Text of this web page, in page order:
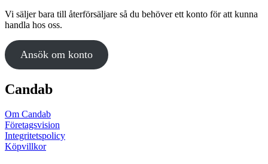
olika
alternativen
på
produktsidan
Vi säljer bara till återförsäljare så du behöver ett konto för att kunna
handla hos oss.
Ansök om konto
Candab
Om Candab
Företagsvision
Integritetspolicy
Köpvillkor